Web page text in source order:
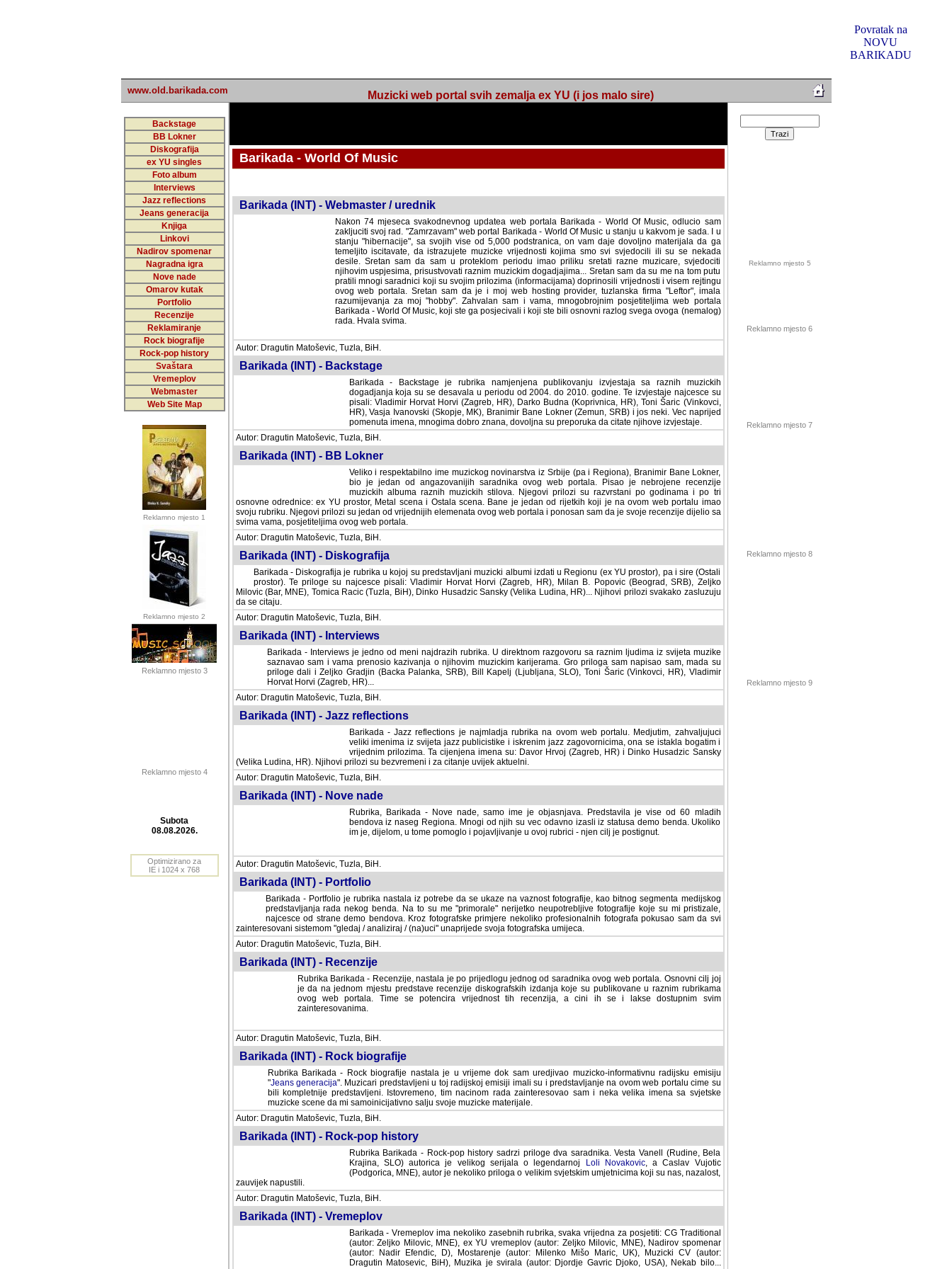
Povratak na
NOVU
BARIKADU
www.old.barikada.com Muzicki web portal svih zemalja ex YU (i jos malo sire)
Backstage
BB Lokner
Diskografija
ex YU singles
Foto album
Interviews
Jazz reflections
Jeans generacija
Knjiga
Linkovi
Nadirov spomenar
Nagradna igra
Nove nade
Omarov kutak
Portfolio
Recenzije
Reklamiranje
Rock biografije
Rock-pop history
Svaštara
Vremeplov
Webmaster
Web Site Map
Reklamno mjesto 1
Reklamno mjesto 2
Reklamno mjesto 3
Reklamno mjesto 4
Barikada - World Of Music
Barikada (INT) - Webmaster / urednik
Nakon 74 mjeseca svakodnevnog updatea web portala Barikada - World Of Music, odlucio sam
zakljuciti svoj rad. "Zamrzavam" web portal Barikada - World Of Music u stanju u kakvom je sada. I u
stanju "hibernacije", sa svojih vise od 5,000 podstranica, on vam daje dovoljno materijala da ga
temeljito iscitavate, da istrazujete muzicke vrijednosti kojima smo svi svjedocili ili su se nekada desile.
Sretan sam da sam u proteklom periodu imao priliku sretati razne muzicare, svjedociti njihovim
uspjesima, prisustvovati raznim muzickim dogadjajima... Sretan sam da su me na tom putu pratili
mnogi saradnici koji su svojim prilozima (informacijama) doprinosili vrijednosti i visem rejtingu ovog
web portala. Sretan sam da je i moj web hosting provider, tuzlanska firma "Leftor", imala
razumijevanja za moj "hobby". Zahvalan sam i vama, mnogobrojnim posjetiteljima web portala
Barikada - World Of Music, koji ste ga posjecivali i koji ste bili osnovni razlog svega ovoga (nemalog)
rada. Hvala svima.
Autor: Dragutin Matoševic, Tuzla, BiH.
Barikada (INT) - Backstage
Barikada - Backstage je rubrika namjenjena publikovanju izvjestaja sa raznih muzickih
dogadjanja koja su se desavala u periodu od 2004. do 2010. godine. Te izvjestaje najcesce su
pisali: Vladimir Horvat Horvi (Zagreb, HR), Darko Budna (Koprivnica, HR), Toni Šaric (Vinkovci,
HR), Vasja Ivanovski (Skopje, MK), Branimir Bane Lokner (Zemun, SRB) i jos neki. Vec naprijed
pomenuta imena, mnogima dobro znana, dovoljna su preporuka da citate njihove izvjestaje.
Autor: Dragutin Matoševic, Tuzla, BiH.
Barikada (INT) - BB Lokner
Veliko i respektabilno ime muzickog novinarstva iz Srbije (pa i Regiona), Branimir Bane Lokner,
bio je jedan od angazovanijih saradnika ovog web portala. Pisao je nebrojene recenzije muzickih
albuma raznih muzickih stilova. Njegovi prilozi su razvrstani po godinama i po tri osnovne
odrednice: ex YU prostor, Metal scena i Ostala scena. Bane je jedan od rijetkih koji je na ovom web portalu imao svoju rubriku.
Njegovi prilozi su jedan od vrijednijih elemenata ovog web portala i ponosan sam da je svoje recenzije dijelio sa svima vama,
posjetiteljima ovog web portala.
Autor: Dragutin Matoševic, Tuzla, BiH.
Barikada (INT) - Diskografija
Barikada - Diskografija je rubrika u kojoj su predstavljani muzicki albumi izdati u Regionu (ex YU prostor), pa i sire (Ostali
prostor). Te priloge su najcesce pisali: Vladimir Horvat Horvi (Zagreb, HR), Milan B. Popovic (Beograd, SRB), Zeljko Milovic
(Bar, MNE), Tomica Racic (Tuzla, BiH), Dinko Husadzic Sansky (Velika Ludina, HR)... Njihovi prilozi svakako zasluzuju da se
citaju.
Autor: Dragutin Matoševic, Tuzla, BiH.
Barikada (INT) - Interviews
Barikada - Interviews je jedno od meni najdrazih rubrika. U direktnom razgovoru sa raznim ljudima iz svijeta muzike
saznavao sam i vama prenosio kazivanja o njihovim muzickim karijerama. Gro priloga sam napisao sam, mada su
priloge dali i Zeljko Gradjin (Backa Palanka, SRB), Bill Kapelj (Ljubljana, SLO), Toni Šaric (Vinkovci, HR), Vladimir
Horvat Horvi (Zagreb, HR)...
Autor: Dragutin Matoševic, Tuzla, BiH.
Barikada (INT) - Jazz reflections
Barikada - Jazz reflections je najmladja rubrika na ovom web portalu. Medjutim, zahvaljujuci veliki
imenima iz svijeta jazz publicistike i iskrenim jazz zagovornicima, ona se istakla bogatim i
vrijednim prilozima. Ta cijenjena imena su: Davor Hrvoj (Zagreb, HR) i Dinko Husadzic Sansky
(Velika Ludina, HR). Njihovi prilozi su bezvremeni i za citanje uvijek aktuelni.
Autor: Dragutin Matoševic, Tuzla, BiH.
Barikada (INT) - Nove nade
Rubrika, Barikada - Nove nade, samo ime je objasnjava. Predstavila je vise od 60 mladih
bendova iz naseg Regiona. Mnogi od njih su vec odavno izasli iz statusa demo benda. Ukoliko im
je, dijelom, u tome pomoglo i pojavljivanje u ovoj rubrici - njen cilj je postignut.
Autor: Dragutin Matoševic, Tuzla, BiH.
Barikada (INT) - Portfolio
Barikada - Portfolio je rubrika nastala iz potrebe da se ukaze na vaznost fotografije, kao bitnog segmenta medijskog
predstavljanja rada nekog benda. Na to su me "primorale" nerijetko neupotrebljive fotografije koje su mi pristizale,
najcesce od strane demo bendova. Kroz fotografske primjere nekoliko profesionalnih fotografa pokusao sam da svi
zainteresovani sistemom "gledaj / analiziraj / (na)uci" unaprijede svoja fotografska umijeca.
Autor: Dragutin Matoševic, Tuzla, BiH.
Barikada (INT) - Recenzije
Rubrika Barikada - Recenzije, nastala je po prijedlogu jednog od saradnika ovog web portala. Osnovni cilj joj
je da na jednom mjestu predstave recenzije diskografskih izdanja koje su publikovane u raznim rubrikama
ovog web portala. Time se potencira vrijednost tih recenzija, a cini ih se i lakse dostupnim svim
zainteresovanima.
Autor: Dragutin Matoševic, Tuzla, BiH.
Barikada (INT) - Rock biografije
Rubrika Barikada - Rock biografije nastala je u vrijeme dok sam uredjivao muzicko-informativnu radijsku emisiju
"Jeans generacija". Muzicari predstavljeni u toj radijskoj emisiji imali su i predstavljanje na ovom web portalu cime su
bili kompletnije predstavljeni. Istovremeno, tim nacinom rada zainteresovao sam i neka velika imena sa svjetske
muzicke scene da mi samoinicijativno salju svoje muzicke materijale.
Autor: Dragutin Matoševic, Tuzla, BiH.
Barikada (INT) - Rock-pop history
Rubrika Barikada - Rock-pop history sadrzi priloge dva saradnika. Vesta Vanell (Rudine, Bela
Krajina, SLO) autorica je velikog serijala o legendarnoj
Loli Novakovic, a Caslav Vujotic
(Podgorica, MNE), autor je nekoliko priloga o velikim svjetskim umjetnicima koji su nas, nazalost,
zauvijek napustili.
Autor: Dragutin Matoševic, Tuzla, BiH.
Barikada (INT) - Vremeplov
Barikada - Vremeplov ima nekoliko zasebnih rubrika, svaka vrijedna za posjetiti: CG Traditional
(autor: Zeljko Milovic, MNE), ex YU vremeplov (autor: Zeljko Milovic, MNE), Nadirov spomenar
(autor: Nadir Efendic, D), Mostarenje (autor: Milenko Mišo Maric, UK), Muzicki CV (autor: Dragutin
Matosevic, BiH), Muzika je svirala (autor: Djordje Gavric Djoko, USA), Nekab bilo... (autor: